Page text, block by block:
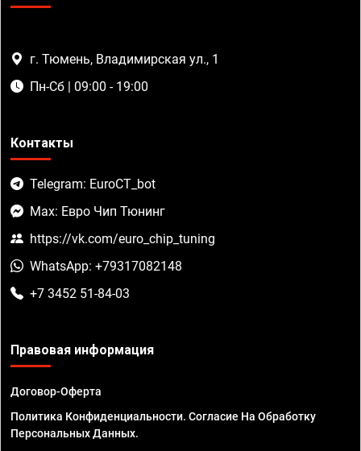
г. Тюмень, Владимирская ул., 1
Пн-Сб | 09:00 - 19:00
Контакты
Telegram: EuroCT_bot
Max: Евро Чип Тюнинг
https://vk.com/euro_chip_tuning
WhatsApp: +79317082148
+7 3452 51-84-03
Правовая информация
Договор-Оферта
Политика Конфиденциальности. Согласие На Обработку
Персональных Данных.